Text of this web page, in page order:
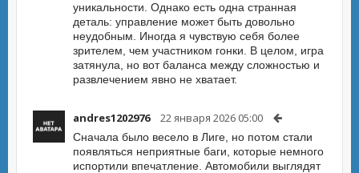
уникальности. Однако есть одна странная
деталь: управление может быть довольно
неудобным. Иногда я чувствую себя более
зрителем, чем участником гонки. В целом, игра
затянула, но вот баланса между сложностью и
развлечением явно не хватает.
andres1202976 22 января 2026 05:00
Сначала было весело в Лиге, но потом стали
появляться неприятные баги, которые немного
испортили впечатление. Автомобили выглядят